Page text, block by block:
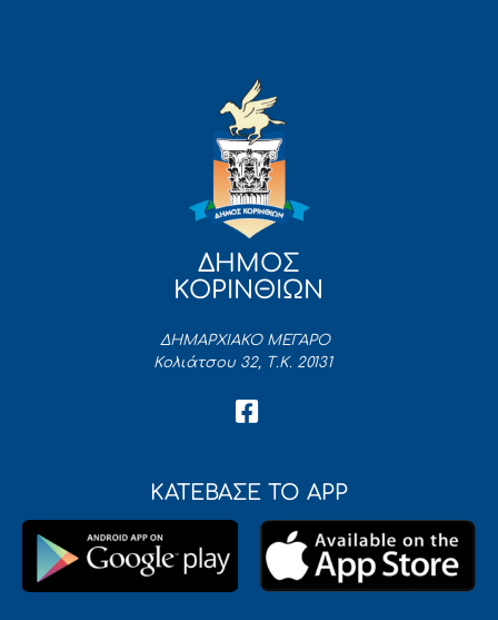
ΔΗΜΟΣ
ΚΟΡΙΝΘΙΩΝ
ΔΗΜΑΡΧΙΑΚΟ ΜΕΓΑΡΟ
Κολιάτσου 32, Τ.Κ. 20131
ΚΑΤΕΒΑΣΕ ΤΟ APP